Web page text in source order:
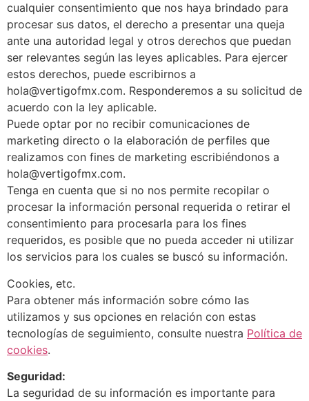
cualquier consentimiento que nos haya brindado para
procesar sus datos, el derecho a presentar una queja
ante una autoridad legal y otros derechos que puedan
ser relevantes según las leyes aplicables. Para ejercer
estos derechos, puede escribirnos a
hola@vertigofmx.com. Responderemos a su solicitud de
acuerdo con la ley aplicable.
Puede optar por no recibir comunicaciones de
marketing directo o la elaboración de perfiles que
realizamos con fines de marketing escribiéndonos a
hola@vertigofmx.com.
Tenga en cuenta que si no nos permite recopilar o
procesar la información personal requerida o retirar el
consentimiento para procesarla para los fines
requeridos, es posible que no pueda acceder ni utilizar
los servicios para los cuales se buscó su información.
Cookies, etc.
Para obtener más información sobre cómo las
utilizamos y sus opciones en relación con estas
tecnologías de seguimiento, consulte nuestra Política de
cookies.
Seguridad:
La seguridad de su información es importante para